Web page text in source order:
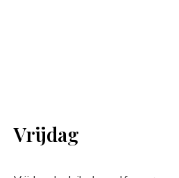
Vrijdag